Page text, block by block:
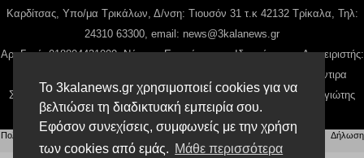
Το 3kalanews.gr χρησιμοποιεί cookies για να
βελτιώσει τη διαδικτυακή εμπειρία σου.
Εφόσον συνεχίσεις, συμφωνείς με την χρήση
των cookies από εμάς. Μάθε περισσότερα
Καρδίτσας, Υπο/μα Τρικάλων, Δ/νση: Τιουσόν 31 τ.κ 42132 Τρίκαλα, Τηλ:
24310 63300, email: news@3kalanews.gr
Αρ. Γεμή: 018804431000, Νόμιμος Εκπρόσωπος, Ιδιοκτήτης και Διαχειριστής:
Παναγιώτης Φιλίππου, Διευθύντρια: Γιαννουσά Βασιλική, Διευθύντιρα
Σύνταξης: Μπαλαμπάνη Βασιλική. Δικαιούχος domain name Παναγιώτης
Φιλίππου
Πολιτική απορρήτου Αίτηση Διαχείρισης Προσωπικών Δεδομένων |Όροι χρήσης
Δήλωση
Συμμόρφωσης